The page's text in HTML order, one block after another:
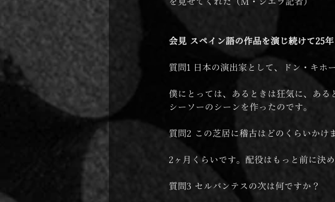
会見 スペイン語の作品を演じ続けて25年
質問1 日本の演出家として、ドン・キホ
僕にとっては、あるときは狂気に、ある
シーソーのシーンを作ったのです。
質問2 この芝居に稽古はどのくらいかけ
2ヶ月くらいです。配役はもっと前に決
質問3 セルバンテスの次は何ですか？